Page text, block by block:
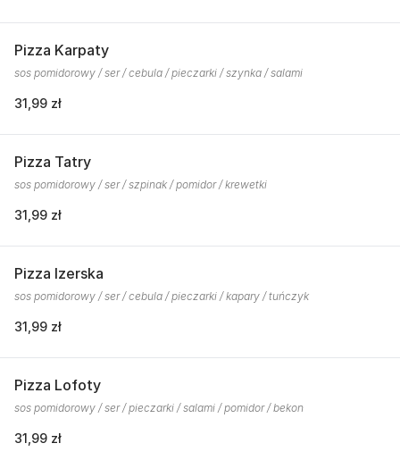
Pizza Karpaty
sos pomidorowy / ser / cebula / pieczarki / szynka / salami
31,99 zł
Pizza Tatry
sos pomidorowy / ser / szpinak / pomidor / krewetki
31,99 zł
Pizza Izerska
sos pomidorowy / ser / cebula / pieczarki / kapary / tuńczyk
31,99 zł
Pizza Lofoty
sos pomidorowy / ser / pieczarki / salami / pomidor / bekon
31,99 zł